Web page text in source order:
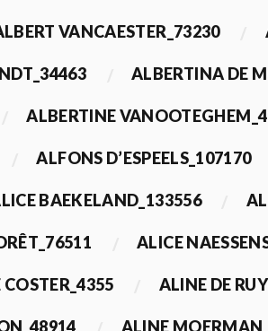
VANCAESTER_73230
ALBERTINA DE
ALBERTINE
ALFONS D’ESPEELS_107170
BAEKELAND_133556
ALICE
ALINE DE
ALINE